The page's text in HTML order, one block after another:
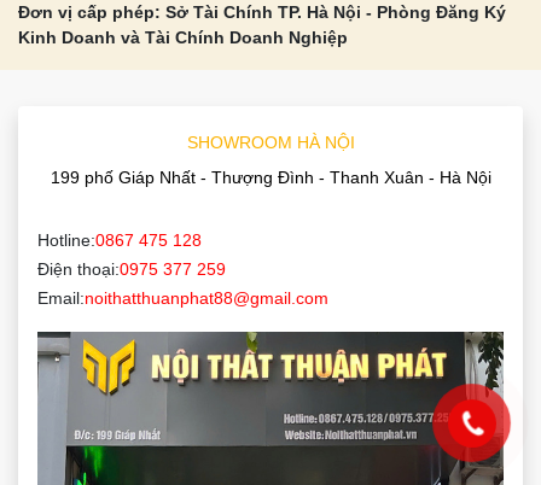
Đơn vị cấp phép: Sở Tài Chính TP. Hà Nội - Phòng Đăng Ký
Kinh Doanh và Tài Chính Doanh Nghiệp
SHOWROOM HÀ NỘI
199 phố Giáp Nhất - Thượng Đình - Thanh Xuân - Hà Nội
Hotline:0867 475 128
Điện thoại:0975 377 259
Email:noithatthuanphat88@gmail.com